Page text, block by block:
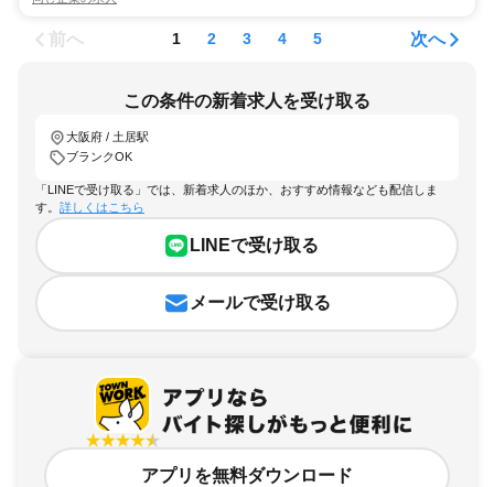
前へ 1 2 3 4 5 次へ
この条件の新着求人を受け取る
大阪府 / 土居駅
ブランクOK
「LINEで受け取る」では、新着求人のほか、おすすめ情報なども配信しま
す。 詳しくはこちら
LINEで受け取る
メールで受け取る
アプリを無料ダウンロード